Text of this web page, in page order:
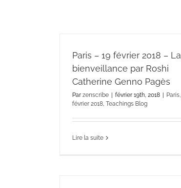
Paris – 19 février 2018 – La
bienveillance par Roshi
Catherine Genno Pagès
Par zenscribe | février 19th, 2018 | Paris,
février 2018 Teachings Blog
Lire la suite